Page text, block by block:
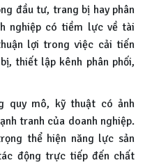
đầu tư, trang bị hay phân
nghiệp có tiềm lực về tài
lợi trong việc cải tiến
thiết lập kênh phân phối,
quy mô, kỹ thuật có ảnh
tranh của doanh nghiệp.
thể hiện năng lực sản
động trực tiếp đến chất